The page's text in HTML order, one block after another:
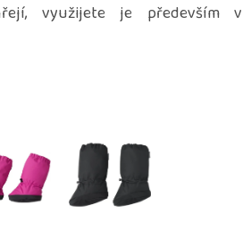
využijete je především v